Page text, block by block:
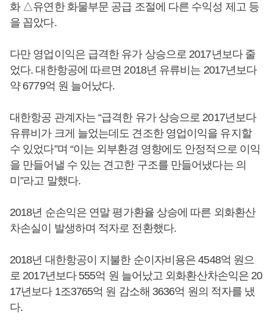
화 △유연한 화물부문 공급 조절에 다른 수익성 제고 등
을 꼽았다.
다만 영업이익은 급격한 유가 상승으로 2017년보다 줄
었다. 대한항공에 따르면 2018년 유류비는 2017년보다
약 6779억 원 늘어났다.
대한항공 관계자는 “급격한 유가 상승으로 2017년보다
유류비가 크게 늘었는데도 견조한 영업이익을 유지할
수 있었다”며 “이는 외부환경 영향에도 안정적으로 이익
을 만들어낼 수 있는 견고한 구조를 만들어냈다는 의
미”라고 말했다.
2018년 순손익은 연말 평가환율 상승에 따른 외화환산
차손실이 발생하며 적자로 전환했다.
2018년 대한항공이 지불한 순이자비용은 4548억 원으
로 2017년보다 555억 원 늘어났고 외화환산차손익은 20
17년보다 1조3765억 원 감소해 3636억 원의 적자를 냈
다.